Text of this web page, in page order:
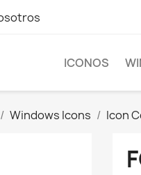
ICONOS
Windows Icons Icon